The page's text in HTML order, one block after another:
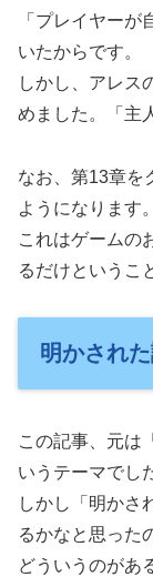
「プレイヤー
いたからです。
しかし、アレス
めました。「主
なお、第13章を
ようになります。
これはゲームの
るだけという
明かされ
この記事、元は
いうテーマでし
しかし「明かさ
るかなと思った
どういうのがあ